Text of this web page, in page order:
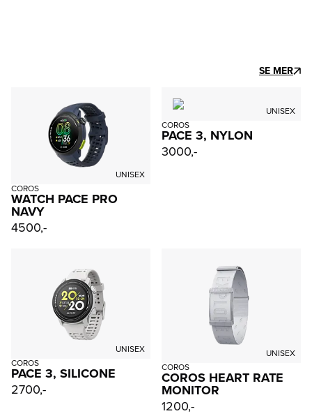
SE MER
UNISEX
COROS
WATCH PACE PRO
NAVY
4500,-
UNISEX
COROS
PACE 3, NYLON
3000,-
UNISEX
COROS
PACE 3, SILICONE
2700,-
UNISEX
COROS
COROS HEART RATE
MONITOR
1200,-